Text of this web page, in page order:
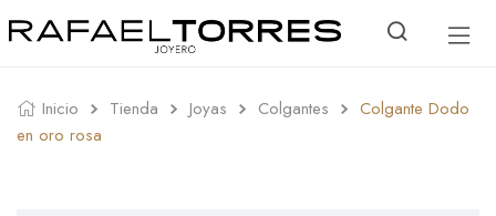
Inicio Tienda Joyas Colgantes
Colgante Dodo
en oro rosa